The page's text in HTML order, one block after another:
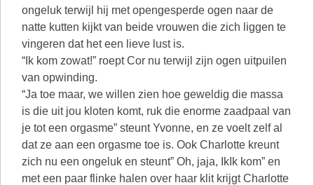
ongeluk terwijl hij met opengesperde ogen naar de
natte kutten kijkt van beide vrouwen die zich liggen te
vingeren dat het een lieve lust is.
“Ik kom zowat!” roept Cor nu terwijl zijn ogen uitpuilen
van opwinding.
“Ja toe maar, we willen zien hoe geweldig die massa
is die uit jou kloten komt, ruk die enorme zaadpaal van
je tot een orgasme” steunt Yvonne, en ze voelt zelf al
dat ze aan een orgasme toe is. Ook Charlotte kreunt
zich nu een ongeluk en steunt” Oh, jaja, IkIk kom” en
met een paar flinke halen over haar klit krijgt Charlotte